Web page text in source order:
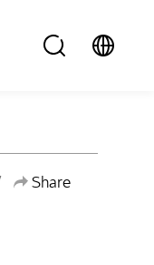
Share